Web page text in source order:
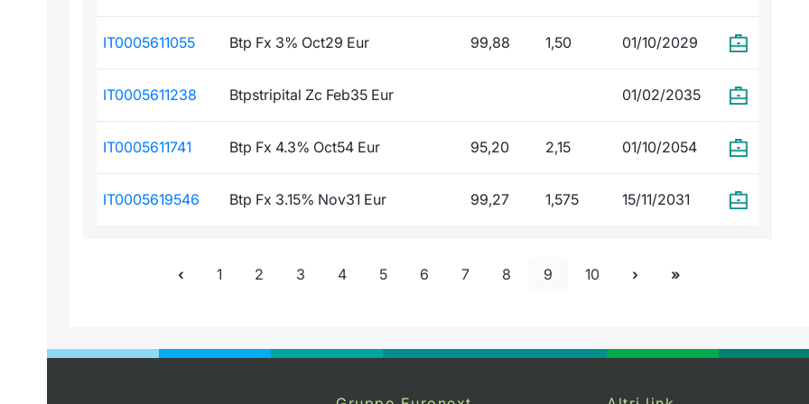
IT0005611055 Btp Fx 3% Oct29 Eur 99,88 1,50 01/10/2029
IT0005611238 Btpstripital Zc Feb35 Eur 01/02/2035
IT0005611741 Btp Fx 4.3% Oct54 Eur 95,20 2,15 01/10/2054
IT0005619546 Btp Fx 3.15% Nov31 Eur 99,27 1,575 15/11/2031
1 2 3 4 5 6 7 8 9 10